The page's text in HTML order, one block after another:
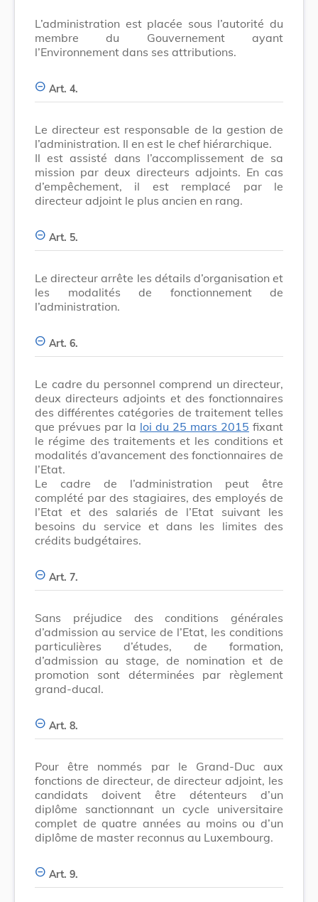
L’administration est placée sous l’autorité du
membre du Gouvernement ayant
l’Environnement dans ses attributions.
Art. 4.
Le directeur est responsable de la gestion de
l’administration. Il en est le chef hiérarchique.
Il est assisté dans l’accomplissement de sa
mission par deux directeurs adjoints. En cas
d’empêchement, il est remplacé par le
directeur adjoint le plus ancien en rang.
Art. 5.
Le directeur arrête les détails d’organisation et
les modalités de fonctionnement de
l’administration.
Art. 6.
Le cadre du personnel comprend un directeur,
deux directeurs adjoints et des fonctionnaires
des différentes catégories de traitement telles
que prévues par la loi du 25 mars 2015 fixant
le régime des traitements et les conditions et
modalités d’avancement des fonctionnaires de
l’Etat.
Le cadre de l’administration peut être
complété par des stagiaires, des employés de
l’Etat et des salariés de l’Etat suivant les
besoins du service et dans les limites des
crédits budgétaires.
Art. 7.
Sans préjudice des conditions générales
d’admission au service de l’Etat, les conditions
particulières d’études, de formation,
d’admission au stage, de nomination et de
promotion sont déterminées par règlement
grand-ducal.
Art. 8.
Pour être nommés par le Grand-Duc aux
fonctions de directeur, de directeur adjoint, les
candidats doivent être détenteurs d’un
diplôme sanctionnant un cycle universitaire
complet de quatre années au moins ou d’un
diplôme de master reconnus au Luxembourg.
Art. 9.